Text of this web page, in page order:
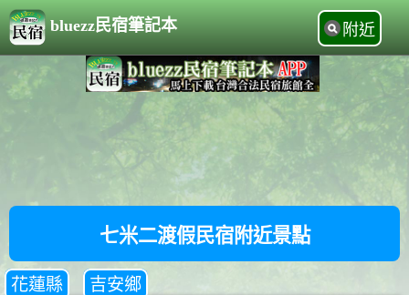
bluezz民宿筆記本 附近
七米二渡假民宿附近景點
花蓮縣 吉安鄉